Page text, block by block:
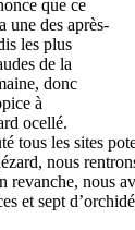
que ce
une des après-
les plus
de la
donc
à
ocellé.
tous les sites
nous
revanche, nous
et sept